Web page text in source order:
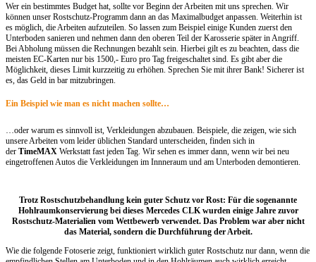
Wer ein bestimmtes Budget hat, sollte vor Beginn der Arbeiten mit uns sprechen. Wir
können unser Rostschutz-Programm dann an das Maximalbudget anpassen. Weiterhin ist
es möglich, die Arbeiten aufzuteilen. So lassen zum Beispiel einige Kunden zuerst den
Unterboden sanieren und nehmen dann den oberen Teil der Karosserie später in Angriff.
Bei Abholung müssen die Rechnungen bezahlt sein. Hierbei gilt es zu beachten, dass die
meisten EC-Karten nur bis 1500,- Euro pro Tag freigeschaltet sind. Es gibt aber die
Möglichkeit, dieses Limit kurzzeitig zu erhöhen. Sprechen Sie mit ihrer Bank! Sicherer ist
es, das Geld in bar mitzubringen.
Ein Beispiel wie man es nicht machen sollte…
…oder warum es sinnvoll ist, Verkleidungen abzubauen. Beispiele, die zeigen, wie sich
unsere Arbeiten vom leider üblichen Standard unterscheiden, finden sich in
der TimeMAX Werkstatt fast jeden Tag. Wir sehen es immer dann, wenn wir bei neu
eingetroffenen Autos die Verkleidungen im Innneraum und am Unterboden demontieren.
Trotz Rostschutzbehandlung kein guter Schutz vor Rost: Für die sogenannte
Hohlraumkonservierung bei dieses Mercedes CLK wurden einige Jahre zuvor
Rostschutz-Materialien vom Wettbewerb verwendet. Das Problem war aber nicht
das Material, sondern die Durchführung der Arbeit.
Wie die folgende Fotoserie zeigt, funktioniert wirklich guter Rostschutz nur dann, wenn die